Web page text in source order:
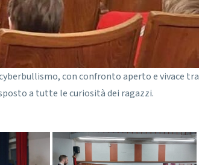
con confronto aperto e vivace tra
a tutte le curiosità dei ragazzi.